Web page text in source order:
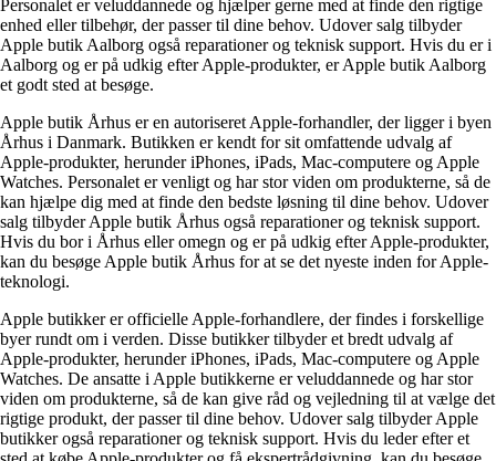
Personalet er veluddannede og hjælper gerne med at finde den rigtige
enhed eller tilbehør, der passer til dine behov. Udover salg tilbyder
Apple butik Aalborg også reparationer og teknisk support. Hvis du er i
Aalborg og er på udkig efter Apple-produkter, er Apple butik Aalborg
et godt sted at besøge.
Apple butik Århus er en autoriseret Apple-forhandler, der ligger i byen
Århus i Danmark. Butikken er kendt for sit omfattende udvalg af
Apple-produkter, herunder iPhones, iPads, Mac-computere og Apple
Watches. Personalet er venligt og har stor viden om produkterne, så de
kan hjælpe dig med at finde den bedste løsning til dine behov. Udover
salg tilbyder Apple butik Århus også reparationer og teknisk support.
Hvis du bor i Århus eller omegn og er på udkig efter Apple-produkter,
kan du besøge Apple butik Århus for at se det nyeste inden for Apple-
teknologi.
Apple butikker er officielle Apple-forhandlere, der findes i forskellige
byer rundt om i verden. Disse butikker tilbyder et bredt udvalg af
Apple-produkter, herunder iPhones, iPads, Mac-computere og Apple
Watches. De ansatte i Apple butikkerne er veluddannede og har stor
viden om produkterne, så de kan give råd og vejledning til at vælge det
rigtige produkt, der passer til dine behov. Udover salg tilbyder Apple
butikker også reparationer og teknisk support. Hvis du leder efter et